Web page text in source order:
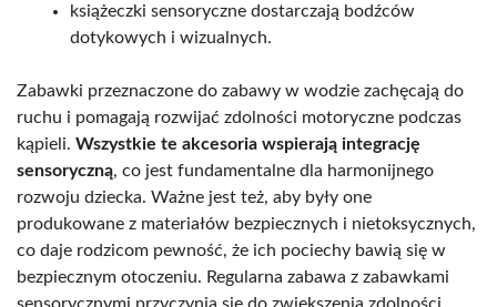
książeczki sensoryczne dostarczają bodźców
dotykowych i wizualnych.
Zabawki przeznaczone do zabawy w wodzie zachęcają do
ruchu i pomagają rozwijać zdolności motoryczne podczas
kąpieli. Wszystkie te akcesoria wspierają integrację
sensoryczną, co jest fundamentalne dla harmonijnego
rozwoju dziecka. Ważne jest też, aby były one
produkowane z materiałów bezpiecznych i nietoksycznych,
co daje rodzicom pewność, że ich pociechy bawią się w
bezpiecznym otoczeniu. Regularna zabawa z zabawkami